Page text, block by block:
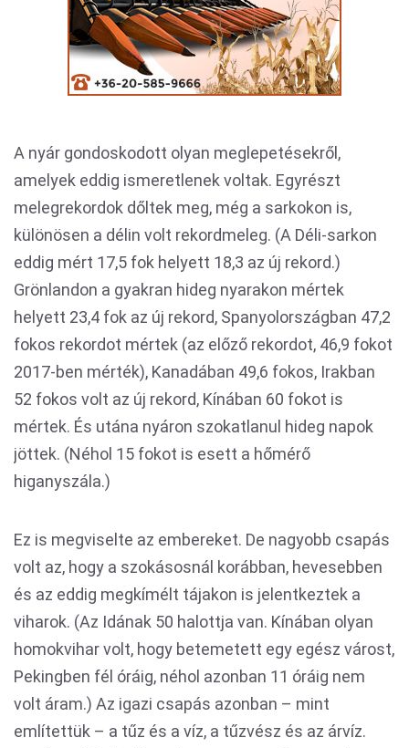
A nyár gondoskodott olyan meglepetésekről,
amelyek eddig ismeretlenek voltak. Egyrészt
melegrekordok dőltek meg, még a sarkokon is,
különösen a délin volt rekordmeleg. (A Déli-sarkon
eddig mért 17,5 fok helyett 18,3 az új rekord.)
Grönlandon a gyakran hideg nyarakon mértek
helyett 23,4 fok az új rekord, Spanyolországban 47,2
fokos rekordot mértek (az előző rekordot, 46,9 fokot
2017-ben mérték), Kanadában 49,6 fokos, Irakban
52 fokos volt az új rekord, Kínában 60 fokot is
mértek. És utána nyáron szokatlanul hideg napok
jöttek. (Néhol 15 fokot is esett a hőmérő
higanyszála.)
Ez is megviselte az embereket. De nagyobb csapás
volt az, hogy a szokásosnál korábban, hevesebben
és az eddig megkímélt tájakon is jelentkeztek a
viharok. (Az Idának 50 halottja van. Kínában olyan
homokvihar volt, hogy betemetett egy egész várost,
Pekingben fél óráig, néhol azonban 11 óráig nem
volt áram.) Az igazi csapás azonban – mint
említettük – a tűz és a víz, a tűzvész és az árvíz.